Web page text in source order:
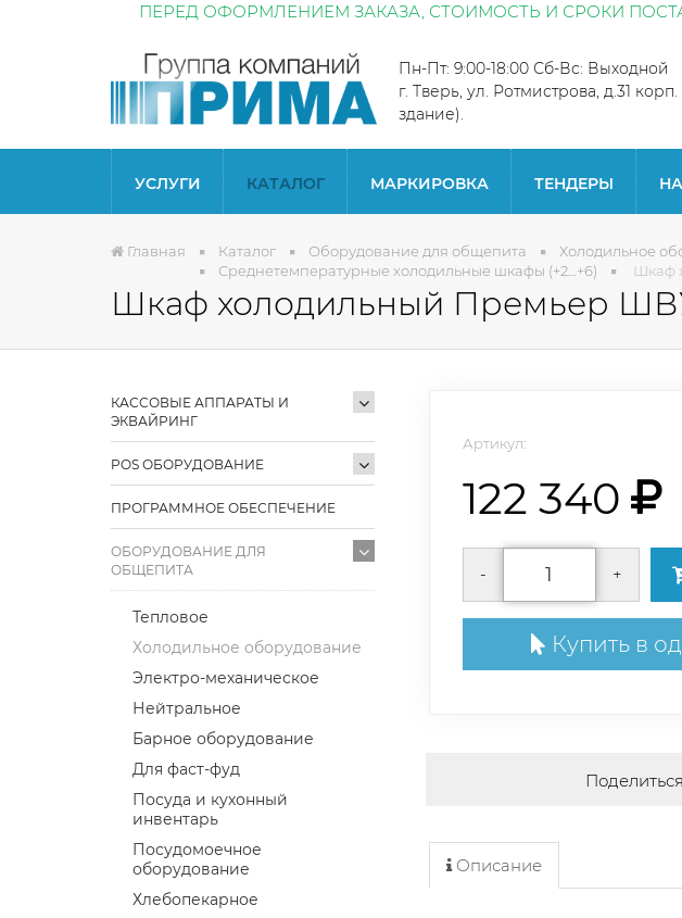
ПЕРЕД ОФОРМЛЕНИЕМ ЗАКАЗА, СТОИМОСТЬ И СРОКИ
Пн-Пт: 9:00-18:00 Сб-Вс: Выходной
г. Тверь, ул. Ротмистрова, д.31 корп.
здание).
УСЛУГИ КАТАЛОГ МАРКИРОВКА ТЕНДЕРЫ
Главная Каталог Оборудование для общепита Холодильное
Среднетемпературные холодильные шкафы (+2…+6)
Шкаф
Шкаф холодильный Премьер
КАССОВЫЕ АППАРАТЫ И
ЭКВАЙРИНГ
POS ОБОРУДОВАНИЕ
ПРОГРАММНОЕ ОБЕСПЕЧЕНИЕ
ОБОРУДОВАНИЕ ДЛЯ
ОБЩЕПИТА
Тепловое
Холодильное оборудование
Электро-механическое
Нейтральное
Барное оборудование
Для фаст-фуд
Посуда и кухонный
инвентарь
Посудомоечное
оборудование
Хлебопекарное
Артикул:
122 340
- +
Купить в
Описание